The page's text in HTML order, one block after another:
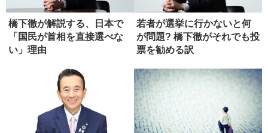
橋下徹が解説する、日本で
「国民が首相を直接選べな
い」理由
若者が選挙に行かないと何
が問題? 橋下徹がそれでも投
票を勧める訳